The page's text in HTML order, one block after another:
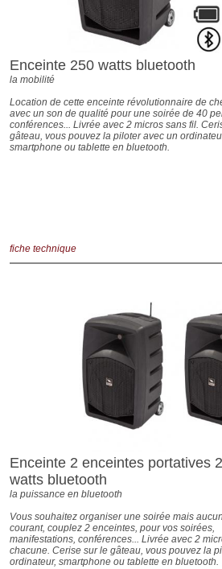
Enceinte 250 watts bluetooth
la mobilité
Location de cette enceinte révolutionnaire de
avec un son de qualité pour une soirée de 40
conférences... Livrée avec 2 micros sans fil.
gâteau, vous pouvez la piloter avec un
smartphone ou tablette en bluetooth.
fiche technique
Enceinte 2 enceintes portatives
watts bluetooth
la puissance en bluetooth
Vous souhaitez organiser une soirée mais
courant, couplez 2 enceintes, pour vos soirées,
manifestations, conférences... Livrée avec 2
chacune. Cerise sur le gâteau, vous pouvez la
ordinateur, smartphone ou tablette en bluetooth.